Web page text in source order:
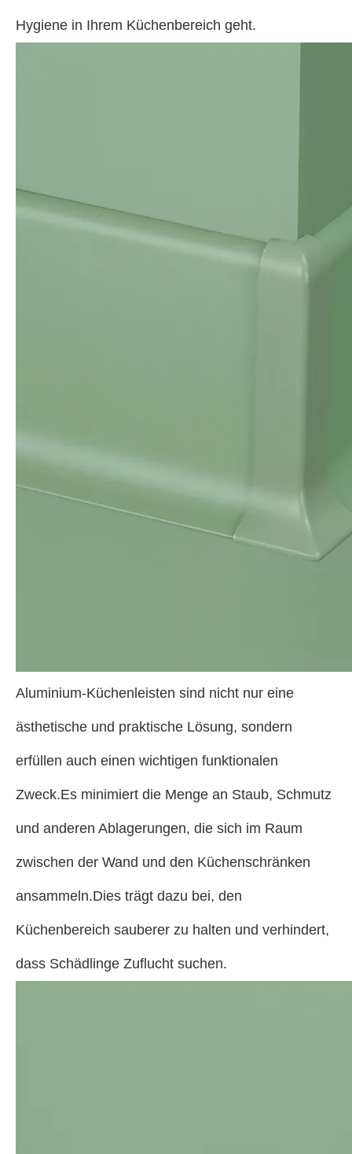
Hygiene in Ihrem Küchenbereich geht.
Aluminium-Küchenleisten sind nicht nur eine
ästhetische und praktische Lösung, sondern
erfüllen auch einen wichtigen funktionalen
Zweck.Es minimiert die Menge an Staub, Schmutz
und anderen Ablagerungen, die sich im Raum
zwischen der Wand und den Küchenschränken
ansammeln.Dies trägt dazu bei, den
Küchenbereich sauberer zu halten und verhindert,
dass Schädlinge Zuflucht suchen.